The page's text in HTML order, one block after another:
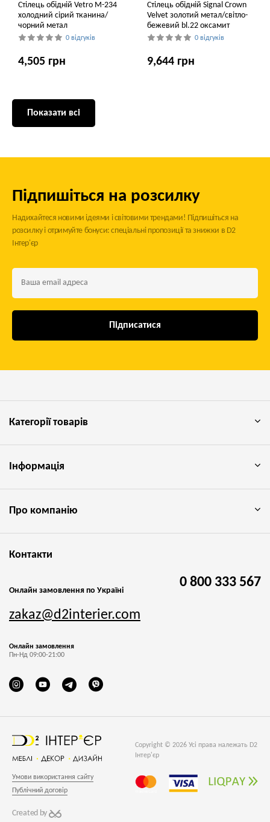
Стілець обідній Vetro M-234
холодний сірий тканина/
чорний метал
0 відгуків
4,505 грн
Стілець обідній Signal Crown
Velvet золотий метал/світло-
бежевий bl.22 оксамит
0 відгуків
9,644 грн
Показати всі
Підпишіться на розсилку
Надихайтеся новими ідеями і світовими трендами! Підпишіться на
розсилку і отримуйте бонуси: спеціальні пропозиції та знижки в D2
Інтер'єр
Підписатися
Copyright © 2026 Усі права належать D2
Інтер'єр
Умови використання сайту
Публічний договір
Created by
Категорії товарів
Інформація
Про компанію
Контакти
Онлайн замовлення по Україні
0 800 333 567
zakaz@d2interier.com
Онлайн замовлення
Пн-Нд 09:00-21:00